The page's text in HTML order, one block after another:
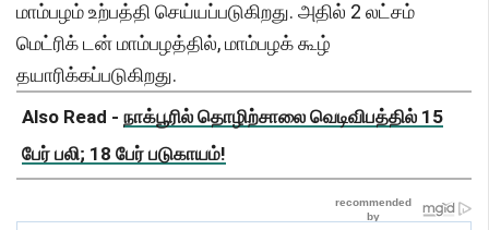
மாம்பழம் உற்பத்தி செய்யப்படுகிறது. அதில் 2 லட்சம்
மெட்ரிக் டன் மாம்பழத்தில், மாம்பழக் கூழ்
தயாரிக்கப்படுகிறது.
Also Read - நாக்பூரில் தொழிற்சாலை வெடிவிபத்தில் 15
பேர் பலி; 18 பேர் படுகாயம்!